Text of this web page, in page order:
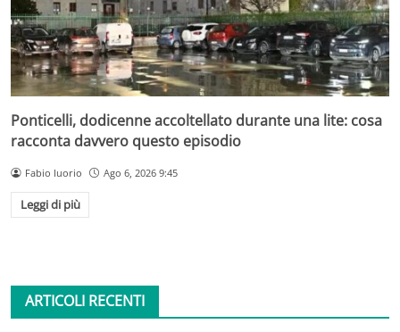
Ponticelli, dodicenne accoltellato durante una lite: cosa
racconta davvero questo episodio
Fabio Iuorio Ago 6, 2026 9:45
Leggi di più
ARTICOLI RECENTI